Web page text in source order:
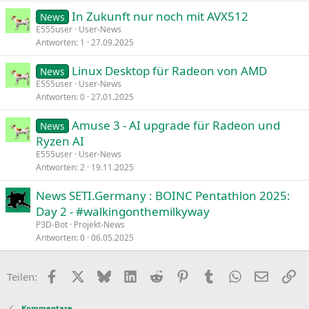
News In Zukunft nur noch mit AVX512
E555user User-News
Antworten 1 27.09.2025
News Linux Desktop für Radeon von AMD
E555user User-News
Antworten 0 27.01.2025
News Amuse 3 - AI upgrade für Radeon und
Ryzen AI
E555user User-News
Antworten 2 19.11.2025
News SETI.Germany : BOINC Pentathlon 2025:
Day 2 - #walkingonthemilkyway
P3D-Bot Projekt-News
Antworten 0 06.05.2025
Teilen: Facebook BlueskyLinkedIn
Reddit PinterestTumblr WhatsApp
E-Mail